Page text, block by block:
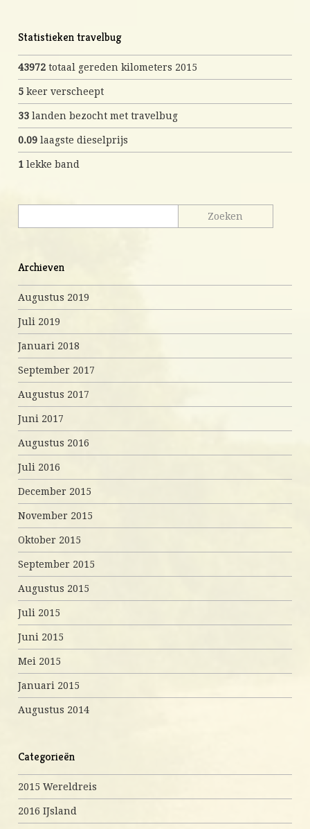
Statistieken travelbug
43972 totaal gereden kilometers 2015
5 keer verscheept
33 landen bezocht met travelbug
0.09 laagste dieselprijs
1 lekke band
Archieven
Augustus 2019
Juli 2019
Januari 2018
September 2017
Augustus 2017
Juni 2017
Augustus 2016
Juli 2016
December 2015
November 2015
Oktober 2015
September 2015
Augustus 2015
Juli 2015
Juni 2015
Mei 2015
Januari 2015
Augustus 2014
Categorieën
2015 Wereldreis
2016 IJsland